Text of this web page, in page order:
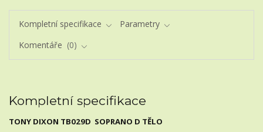
Kompletní specifikace
Parametry
Komentáře
0
Kompletní specifikace
TONY DIXON TB029D SOPRANO D TĚLO